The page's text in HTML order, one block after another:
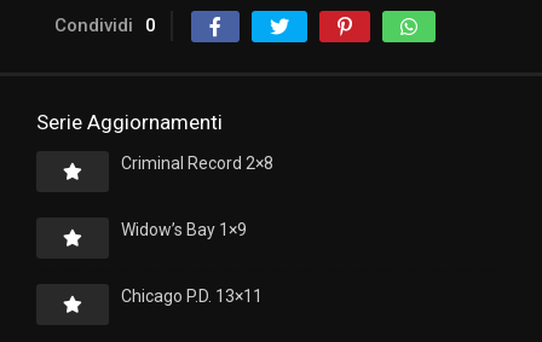
Condividi 0
Serie Aggiornamenti
Criminal Record 2×8
Widow’s Bay 1×9
Chicago P.D. 13×11